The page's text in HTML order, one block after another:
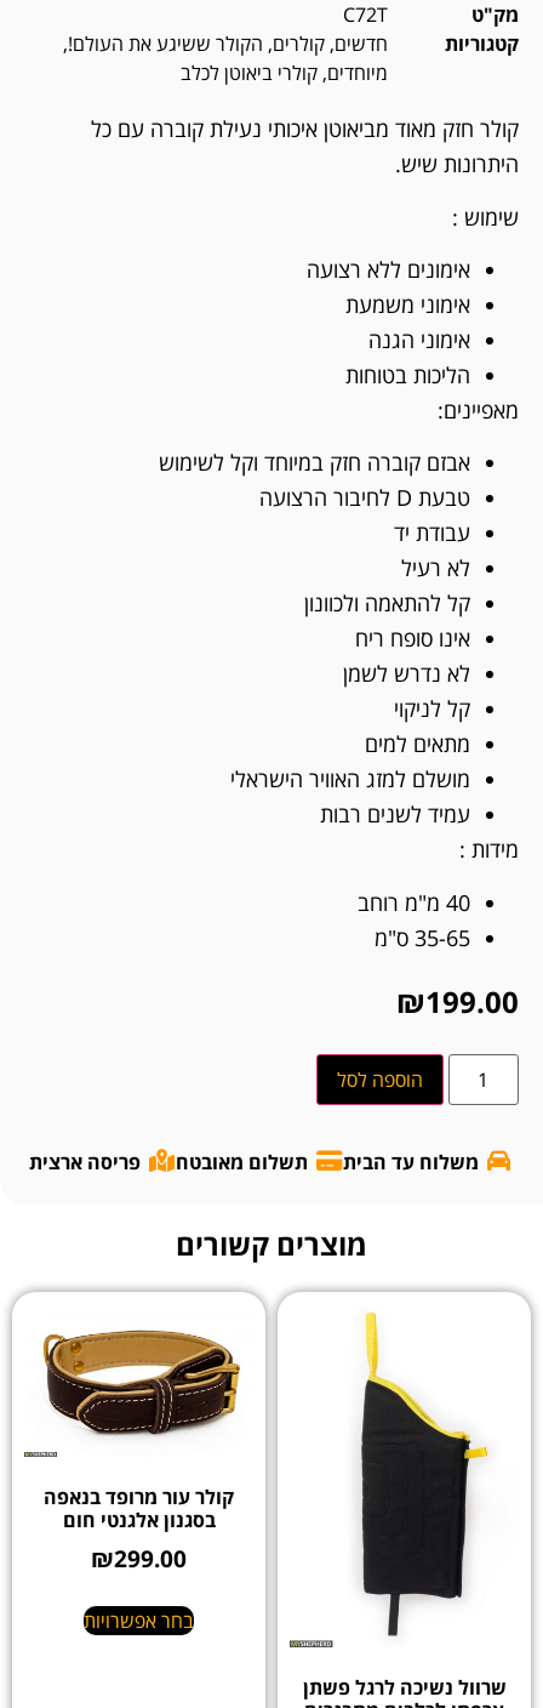
מק"ט
C72T
קטגוריות
חדשים, קולרים, הקולר ששיגע את העולם!,
מיוחדים, קולרי ביאוטן לכלב
קולר חזק מאוד מביאוטן איכותי נעילת קוברה עם כל
היתרונות שיש.
שימוש :
אימונים ללא רצועה
אימוני משמעת
אימוני הגנה
הליכות בטוחות
מאפיינים:
אבזם קוברה חזק במיוחד וקל לשימוש
טבעת D לחיבור הרצועה
עבודת יד
לא רעיל
קל להתאמה ולכוונון
אינו סופח ריח
לא נדרש לשמן
קל לניקוי
מתאים למים
מושלם למזג האוויר הישראלי
עמיד לשנים רבות
מידות :
40 מ"מ רוחב
35-65 ס"מ
₪199.00
הוספה לסל
משלוח עד הבית תשלום מאובטח פריסה ארצית
מוצרים קשורים
שרוול נשיכה לרגל פשתן
קולר עור מרופד בנאפה
בסגנון אלגנטי חום
₪299.00
בחר אפשרויות